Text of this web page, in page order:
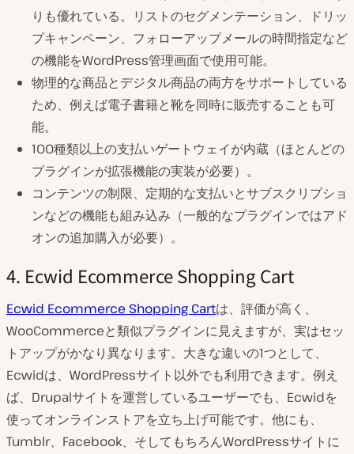
りも優れている。リストのセグメンテーション、ドリッ
プキャンペーン、フォローアップメールの時間指定など
の機能をWordPress管理画面で使用可能。
物理的な商品とデジタル商品の両方をサポートしている
ため、例えば電子書籍と靴を同時に販売することも可
能。
100種類以上の支払いゲートウェイが内蔵（ほとんどの
プラグインが拡張機能の実装が必要）。
コンテンツの制限、定期的な支払いとサブスクリプショ
ンなどの機能も組み込み（一般的なプラグインではアド
オンの追加購入が必要）。
4. Ecwid Ecommerce Shopping Cart
Ecwid Ecommerce Shopping Cartは、評価が高く、
WooCommerceと類似プラグインに見えますが、実はセッ
トアップがかなり異なります。大きな違いの1つとして、
Ecwidは、WordPressサイト以外でも利用できます。例え
ば、Drupalサイトを運営しているユーザーでも、Ecwidを
使ってオンラインストアを立ち上げ可能です。他にも、
Tumblr、Facebook、そしてもちろんWordPressサイトに